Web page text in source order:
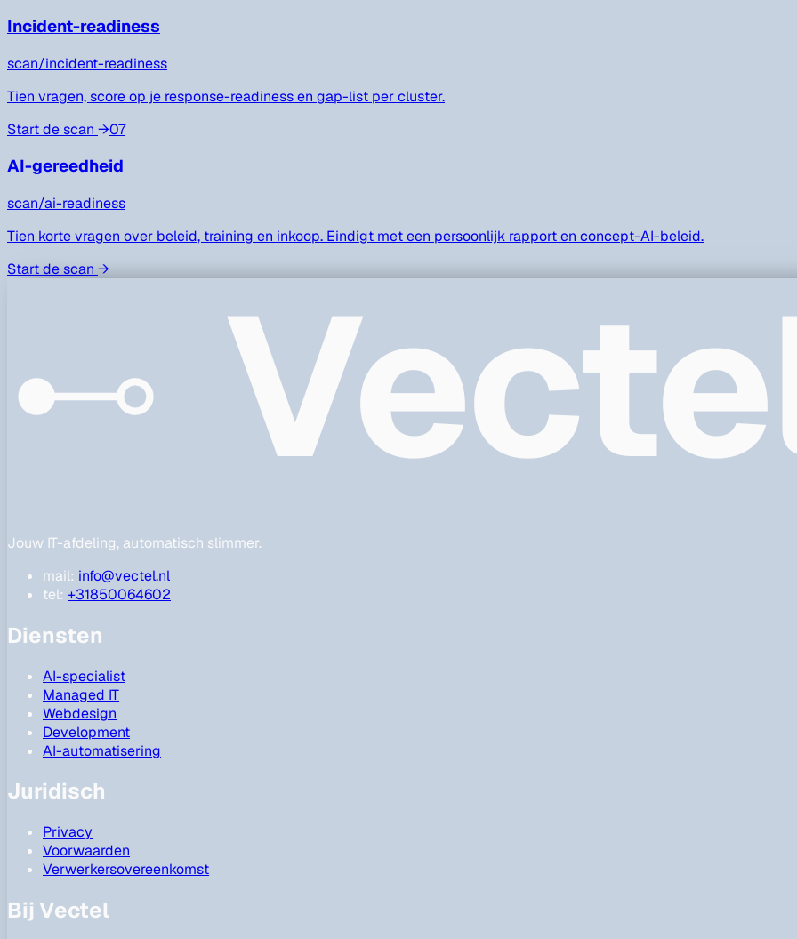
Incident-readiness
scan/incident-readiness
Tien vragen, score op je response-readiness en gap-list per cluster.
Start de scan →07
AI-gereedheid
scan/ai-readiness
Tien korte vragen over beleid, training en inkoop. Eindigt met een persoonlijk rapport en concept-AI-beleid.
Start de scan →
Jouw IT-afdeling, automatisch slimmer.
mail: info@vectel.nl
tel: +31850064602
Diensten
AI-specialist
Managed IT
Webdesign
Development
AI-automatisering
Juridisch
Privacy
Voorwaarden
Verwerkersovereenkomst
Bij Vectel